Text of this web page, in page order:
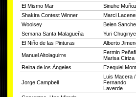
El Mismo Mar
Sinuhe Muñoz
Shakira Contest Winner
Marci
Woolsey
Belen
Semana Santa Malagueña
Yuri
El Niño de las Pinturas
Alberto
Manuel Altolaguirre
Fermin
Marisa Ciriza
Reina de los Ángeles Ezequiel
Jorge Campbell
Luis Macera /
Fernando
Laverde